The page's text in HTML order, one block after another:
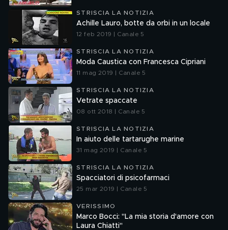
STRISCIA LA NOTIZIA
Achille Lauro, botte da orbi in un locale
12 feb 2019 | Canale 5
STRISCIA LA NOTIZIA
Moda Caustica con Francesca Cipriani
11 mag 2019 | Canale 5
STRISCIA LA NOTIZIA
Vetrate spaccate
08 ott 2018 | Canale 5
STRISCIA LA NOTIZIA
In aiuto delle tartarughe marine
31 mag 2019 | Canale 5
STRISCIA LA NOTIZIA
Spacciatori di psicofarmaci
25 mar 2019 | Canale 5
VERISSIMO
Marco Bocci: "La mia storia d'amore con
Laura Chiatti"